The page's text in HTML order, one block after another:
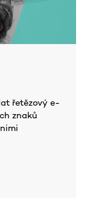
řetězový e-
znaků